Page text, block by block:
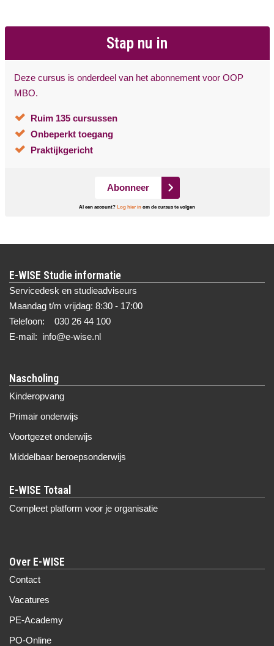
Stap nu in
Deze cursus is onderdeel van het abonnement voor OOP
MBO.
Ruim 135 cursussen
Onbeperkt toegang
Praktijkgericht
Abonneer
Al een account? Log hier in om de cursus te volgen
E-WISE Studie informatie
Servicedesk en studieadviseurs
Maandag t/m vrijdag: 8:30 - 17:00
Telefoon: 030 26 44 100
E-mail: info@e-wise.nl
Nascholing
Kinderopvang
Primair onderwijs
Voortgezet onderwijs
Middelbaar beroepsonderwijs
Compleet platform voor je organisatie
Over E-WISE
Contact
Vacatures
PE-Academy
PO-Online